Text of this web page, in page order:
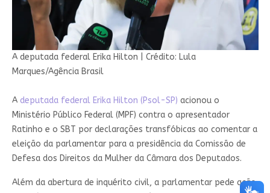
A deputada federal Erika Hilton
Crédito: Lula
Marques/Agência Brasil
A deputada federal Erika Hilton (Psol-SP) acionou o
Ministério Público Federal (MPF) contra o apresentador
Ratinho e o SBT por declarações transfóbicas ao comentar a
eleição da parlamentar para a presidência da Comissão de
Defesa dos Direitos da Mulher da Câmara dos Deputados.
Além da abertura de inquérito civil, a parlamentar pede ação